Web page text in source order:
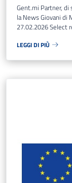
Gent.mi Partner, di
la News Giovani di
27.02.2026 Select
LEGGI DI PIÙ